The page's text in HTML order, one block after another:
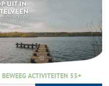
BEWEEG ACTIVITEITEN 55+